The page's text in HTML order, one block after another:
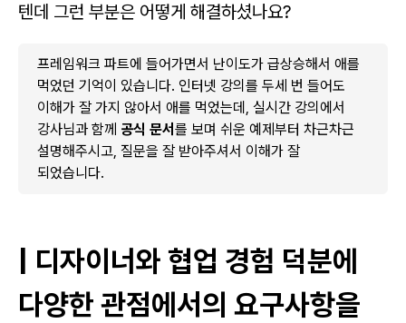
텐데 그런 부분은 어떻게 해결하셨나요?
프레임워크 파트에 들어가면서 난이도가 급상승해서 애를
먹었던 기억이 있습니다. 인터넷 강의를 두세 번 들어도
이해가 잘 가지 않아서 애를 먹었는데, 실시간 강의에서
강사님과 함께 공식 문서 를 보며 쉬운 예제부터 차근차근
설명해주시고, 질문을 잘 받아주셔서 이해가 잘
되었습니다.
| 디자이너와 협업 경험 덕분에
다양한 관점에서의 요구사항을